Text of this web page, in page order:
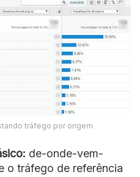
tráfego por origem
de-onde-vem-
o tráfego de referência